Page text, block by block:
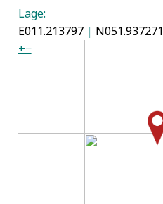
Lage:
E011.213797 | N051.937271
+−